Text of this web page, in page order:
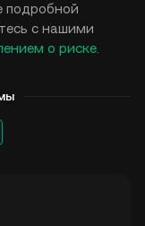
подробной
с нашими
о риске